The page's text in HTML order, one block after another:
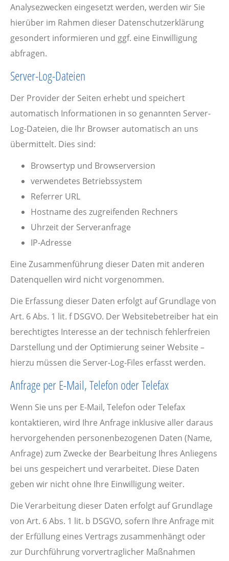
Analysezwecken eingesetzt werden, werden wir Sie
hierüber im Rahmen dieser Datenschutzerklärung
gesondert informieren und ggf. eine Einwilligung
abfragen.
Server-Log-Dateien
Der Provider der Seiten erhebt und speichert
automatisch Informationen in so genannten Server-
Log-Dateien, die Ihr Browser automatisch an uns
übermittelt. Dies sind:
Browsertyp und Browserversion
verwendetes Betriebssystem
Referrer URL
Hostname des zugreifenden Rechners
Uhrzeit der Serveranfrage
IP-Adresse
Eine Zusammenführung dieser Daten mit anderen
Datenquellen wird nicht vorgenommen.
Die Erfassung dieser Daten erfolgt auf Grundlage von
Art. 6 Abs. 1 lit. f DSGVO. Der Websitebetreiber hat ein
berechtigtes Interesse an der technisch fehlerfreien
Darstellung und der Optimierung seiner Website –
hierzu müssen die Server-Log-Files erfasst werden.
Anfrage per E-Mail, Telefon oder Telefax
Wenn Sie uns per E-Mail, Telefon oder Telefax
kontaktieren, wird Ihre Anfrage inklusive aller daraus
hervorgehenden personenbezogenen Daten (Name,
Anfrage) zum Zwecke der Bearbeitung Ihres Anliegens
bei uns gespeichert und verarbeitet. Diese Daten
geben wir nicht ohne Ihre Einwilligung weiter.
Die Verarbeitung dieser Daten erfolgt auf Grundlage
von Art. 6 Abs. 1 lit. b DSGVO, sofern Ihre Anfrage mit
der Erfüllung eines Vertrags zusammenhängt oder
zur Durchführung vorvertraglicher Maßnahmen